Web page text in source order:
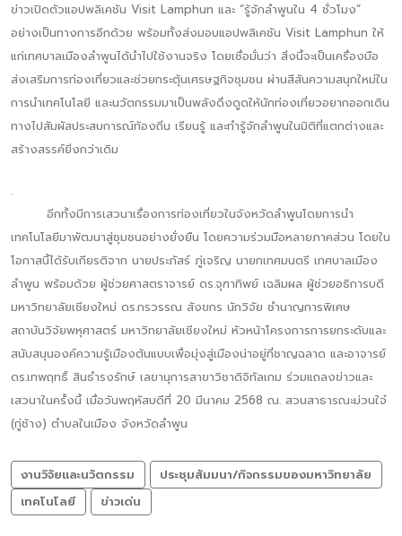
ข่าวเปิดตัวแอปพลิเคชัน Visit Lamphun และ “รู้จักลำพูนใน 4 ชั่วโมง”
อย่างเป็นทางการอีกด้วย พร้อมทั้งส่งมอบแอปพลิเคชัน Visit Lamphun ให้
แก่เทศบาลเมืองลำพูนได้นำไปใช้งานจริง โดยเชื่อมั่นว่า สิ่งนี้จะเป็นเครื่องมือ
ส่งเสริมการท่องเที่ยวและช่วยกระตุ้นเศรษฐกิจชุมชน ผ่านสีสันความสนุกใหม่ใน
การนำเทคโนโลยี และนวัตกรรมมาเป็นพลังดึงดูดให้นักท่องเที่ยวอยากออกเดิน
ทางไปสัมผัสประสบการณ์ท้องถิ่น เรียนรู้ และทำรู้จักลำพูนในมิติที่แตกต่างและ
สร้างสรรค์ยิ่งกว่าเดิม
.
อีกทั้งมีการเสวนาเรื่องการท่องเที่ยวในจังหวัดลำพูนโดยการนำ
เทคโนโลยีมาพัฒนาสู่ชุมชนอย่างยั่งยืน โดยความร่วมมือหลายภาคส่วน โดยใน
โอกาสนี้ได้รับเกียรติจาก นายประภัสร์ ภู่เจริญ นายกเทศมนตรี เทศบาลเมือง
ลำพูน พร้อมด้วย ผู้ช่วยศาสตราจารย์ ดร.จุฑาทิพย์ เฉลิมผล ผู้ช่วยอธิการบดี
มหาวิทยาลัยเชียงใหม่ ดร.กรวรรณ สังขกร นักวิจัย ชำนาญการพิเศษ
สถาบันวิจัยพหุศาสตร์ มหาวิทยาลัยเชียงใหม่ หัวหน้าโครงการการยกระดับและ
สนับสนุนองค์ความรู้เมืองต้นแบบเพื่อมุ่งสู่เมืองน่าอยู่ที่ชาญฉลาด และอาจารย์
ดร.เทพฤทธิ์ สินธำรงรักษ์ เลขานุการสาขาวิชาดิจิทัลเกม ร่วมแถลงข่าวและ
เสวนาในครั้งนี้ เมื่อวันพฤหัสบดีที่ 20 มีนาคม 2568 ณ. สวนสาธารณะม่วนใจ๋
(กู่ช้าง) ตำบลในเมือง จังหวัดลำพูน
งานวิจัยและนวัตกรรม
ประชุมสัมมนา/กิจกรรมของมหาวิทยาลัย
เทคโนโลยี
ข่าวเด่น